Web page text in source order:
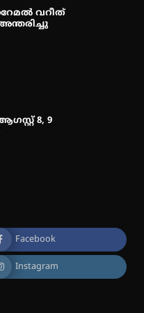
വറീത്
8, 9
Facebook
Instagram